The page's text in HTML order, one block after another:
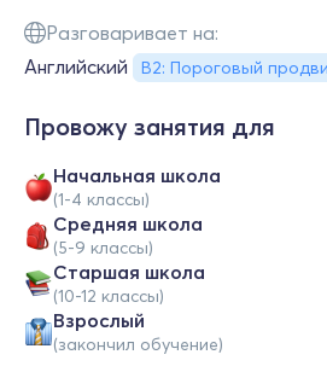
Разговаривает на:
Английский
B2: Пороговый
Провожу занятия для
Начальная школа
(1-4 классы)
Средняя школа
(5-9 классы)
Cтаршая школа
(10-12 классы)
Взрослый
(закончил обучение)